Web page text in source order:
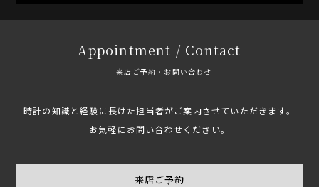
Appointment / Contact
来店ご予約・お問い合わせ
時計の知識と経験に長けた担当者がご案内させていただきます。
お気軽にお問い合わせください。
来店ご予約